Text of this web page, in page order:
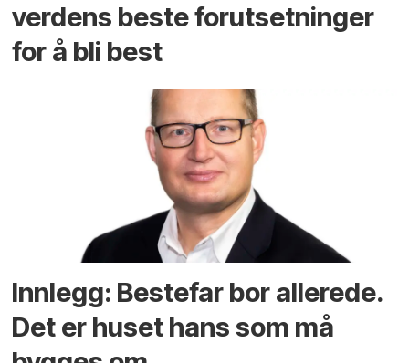
verdens beste forutsetninger
for å bli best
Innlegg: Bestefar bor allerede.
Det er huset hans som må